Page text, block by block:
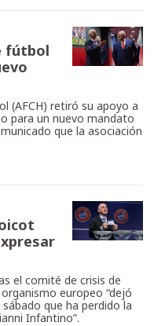
fútbol
(AFCH) retiró su apoyo a
para un nuevo mandato
que la asociación
el comité de crisis de
europeo “dejó
que ha perdido la
Infantino”.